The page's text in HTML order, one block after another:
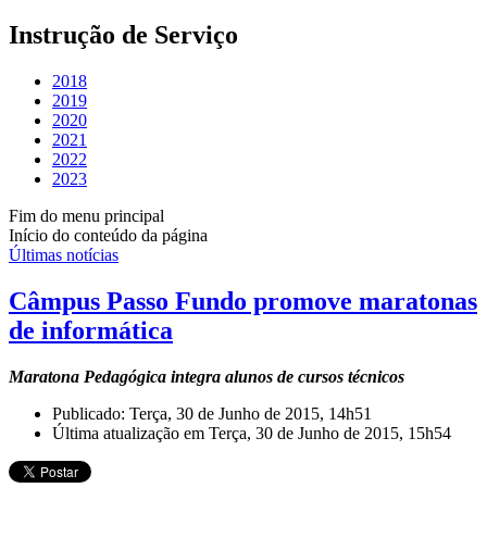
Instrução de Serviço
2018
2019
2020
2021
2022
2023
Fim do menu principal
Início do conteúdo da página
Últimas notícias
Câmpus Passo Fundo promove maratonas
de informática
Maratona Pedagógica integra alunos de cursos técnicos
Publicado: Terça, 30 de Junho de 2015, 14h51
Última atualização em Terça, 30 de Junho de 2015, 15h54